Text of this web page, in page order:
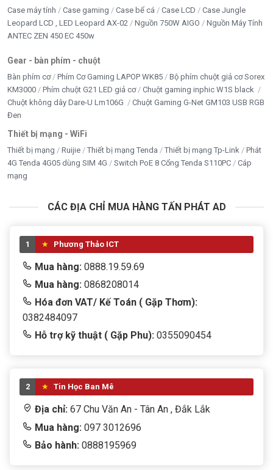
Case máy tính Case gaming Case bể cá Case LCD
Case Jungle
Leopard LCD , LED Leopard AX-02
Nguồn 750W AIGO
Nguồn Máy Tính
ANTEC ZEN 450 EC 450w
Gear - bàn phím - chuột
Bàn phím cơ Phím Cơ Gaming LAPOP WK85
Bộ phím chuột giả cơ Sorex
KM3000
Phím chuột G21 LED giả cơ
Chuột gaming inphic W1S black
Chuột không dây Dare-U Lm106G
Chuột Gaming G-Net GM103 USB RGB
Đen
Thiết bị mạng - WiFi
Thiết bị mạng Ruijie Thiết bị mạng Tenda Thiết bị mạng Tp-Link
Phát
4G Tenda 4G05 dùng SIM 4G
Switch PoE 8 Cổng Tenda S110PC
Cáp
mạng
CÁC ĐỊA CHỈ MUA HÀNG TẤN PHÁT AD
1 Phương Thảo ICT
Mua hàng: 0888.19.59.69
Mua hàng: 0868208014
Hóa đơn VAT/ Kế Toán ( Gặp Thơm):
0382484097
Hỗ trợ kỹ thuật ( Gặp Phu): 0355090454
2 Tin Học Ban Mê
Địa chỉ: 67 Chu Văn An - Tân An , Đắk Lắk
Mua hàng: 097 3012696
Bảo hành: 0888195969